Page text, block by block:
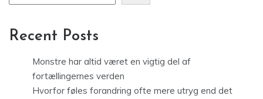
Recent Posts
Monstre har altid været en vigtig del af
fortællingernes verden
Hvorfor føles forandring ofte mere utryg end det